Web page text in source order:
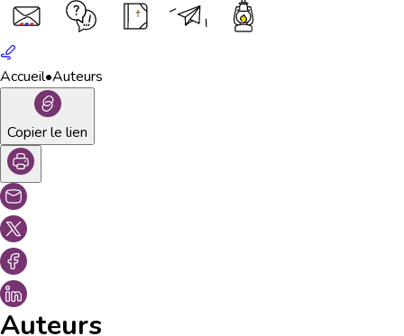
Accueil•Auteurs
Copier le lien
Auteurs